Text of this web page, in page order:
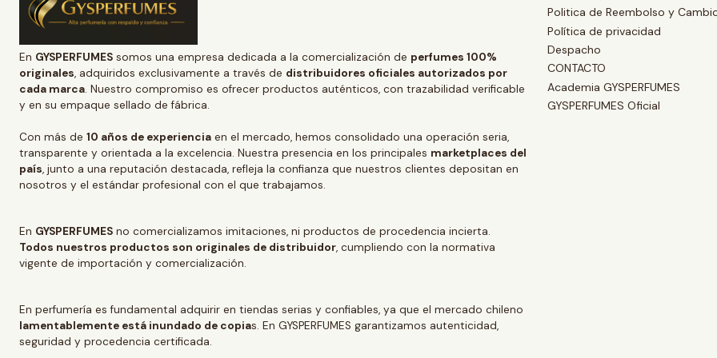
En GYSPERFUMES somos una empresa dedicada a la comercialización de perfumes 100%
originales, adquiridos exclusivamente a través de distribuidores oficiales autorizados por
cada marca. Nuestro compromiso es ofrecer productos auténticos, con trazabilidad verificable
y en su empaque sellado de fábrica.
Con más de 10 años de experiencia en el mercado, hemos consolidado una operación seria,
transparente y orientada a la excelencia. Nuestra presencia en los principales marketplaces del
país, junto a una reputación destacada, refleja la confianza que nuestros clientes depositan en
nosotros y el estándar profesional con el que trabajamos.
En GYSPERFUMES no comercializamos imitaciones, ni productos de procedencia incierta.
Todos nuestros productos son originales de distribuidor, cumpliendo con la normativa
vigente de importación y comercialización.
En perfumería es fundamental adquirir en tiendas serias y confiables, ya que el mercado chileno
lamentablemente está inundado de copias. En GYSPERFUMES garantizamos autenticidad,
seguridad y procedencia certificada.
Politica de Reembolso y
Política de privacidad
Despacho
CONTACTO
Academia GYSPERFUMES
GYSPERFUMES Oficial